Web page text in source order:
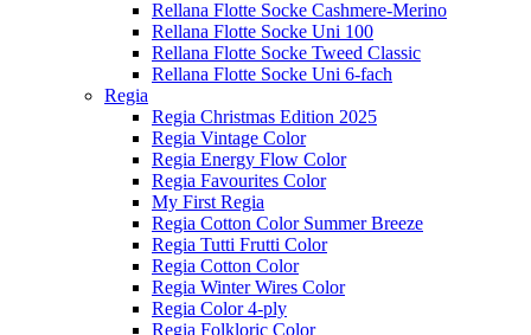
Rellana Flotte Socke Cashmere-Merino
Rellana Flotte Socke Uni 100
Rellana Flotte Socke Tweed Classic
Rellana Flotte Socke Uni 6-fach
Regia
Regia Christmas Edition 2025
Regia Vintage Color
Regia Energy Flow Color
Regia Favourites Color
My First Regia
Regia Cotton Color Summer Breeze
Regia Tutti Frutti Color
Regia Cotton Color
Regia Winter Wires Color
Regia Color 4-ply
Regia Folkloric Color